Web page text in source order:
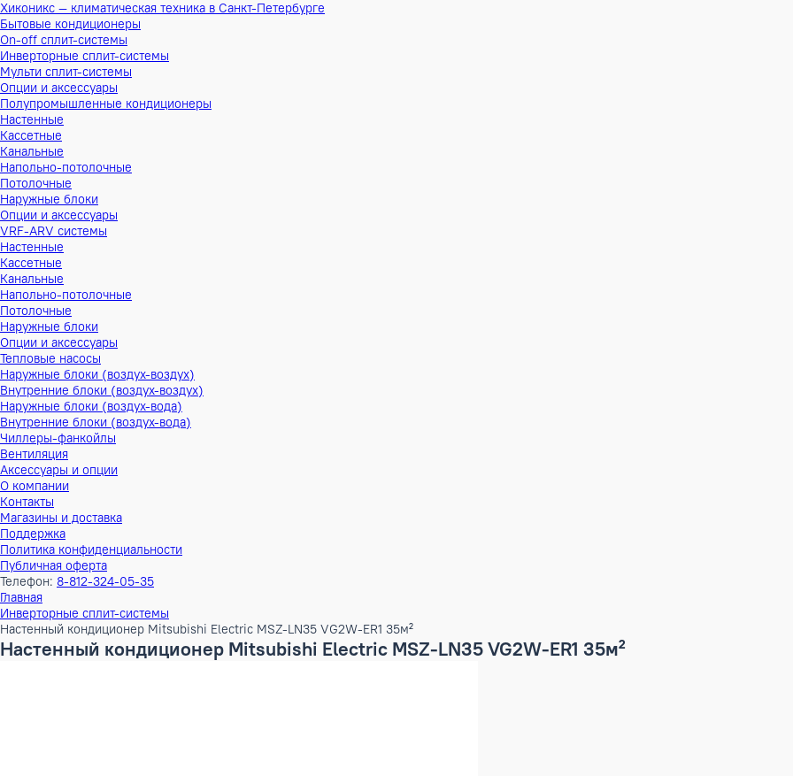
Хиконикс — климатическая техника в Санкт-Петербурге
Бытовые кондиционеры
On-off сплит-системы
Инверторные сплит-системы
Мульти сплит-системы
Опции и аксессуары
Полупромышленные кондиционеры
Настенные
Кассетные
Канальные
Напольно-потолочные
Потолочные
Наружные блоки
Опции и аксессуары
VRF-ARV системы
Настенные
Кассетные
Канальные
Напольно-потолочные
Потолочные
Наружные блоки
Опции и аксессуары
Тепловые насосы
Наружные блоки (воздух-воздух)
Внутренние блоки (воздух-воздух)
Наружные блоки (воздух-вода)
Внутренние блоки (воздух-вода)
Чиллеры-фанкойлы
Вентиляция
Аксессуары и опции
О компании
Контакты
Магазины и доставка
Поддержка
Политика конфиденциальности
Публичная оферта
Телефон:8-812-324-05-35